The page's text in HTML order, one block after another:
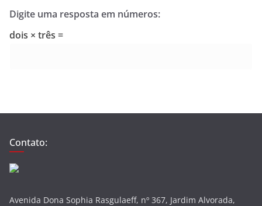
Digite uma resposta em números:
dois × três =
Contato:
Avenida Dona Sophia Rasgulaeff, nº 367, Jardim Alvorada,